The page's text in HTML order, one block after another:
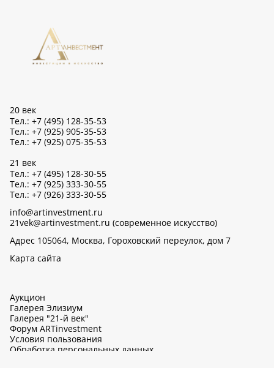
20 век
Тел.: +7 (495) 128-35-53
Тел.: +7 (925) 905-35-53
Тел.: +7 (925) 075-35-53
21 век
Тел.: +7 (495) 128-30-55
Тел.: +7 (925) 333-30-55
Тел.: +7 (926) 333-30-55
info@artinvestment.ru
21vek@artinvestment.ru (современное искусство)
Адрес 105064, Москва, Гороховский переулок, дом 7
Карта сайта
Аукцион
Галерея Элизиум
Галерея "21-й век"
Форум ARTinvestment
Условия пользования
Обработка персональных данных